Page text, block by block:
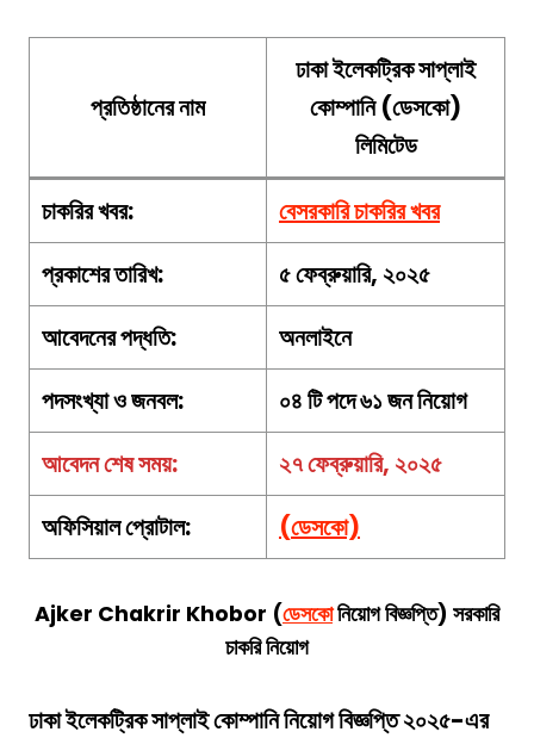
প্রতিষ্ঠানের নাম
ঢাকা ইলেকট্রিক সাপ্লাই
কোম্পানি (ডেসকো)
লিমিটেড
চাকরির খবর:
বেসরকারি চাকরির খবর
প্রকাশের তারিখ:
৫ ফেব্রুয়ারি, ২০২৫
আবেদনের পদ্ধতি:
অনলাইনে
পদসংখ্যা ও জনবল:
০৪ টি পদে ৬১ জন নিয়োগ
আবেদন শেষ সময়:
২৭ ফেব্রুয়ারি, ২০২৫
অফিসিয়াল প্রোটাল:
(ডেসকো)
Ajker Chakrir Khobor (ডেসকোনিয়োগ বিজ্ঞপ্তি) সরকারি
চাকরি নিয়োগ
ঢাকা ইলেকট্রিক সাপ্লাই কোম্পানিনিয়োগ বিজ্ঞপ্তি ২০২৫-এর